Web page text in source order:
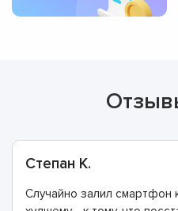
Степан К.
Случайно залил смартфон